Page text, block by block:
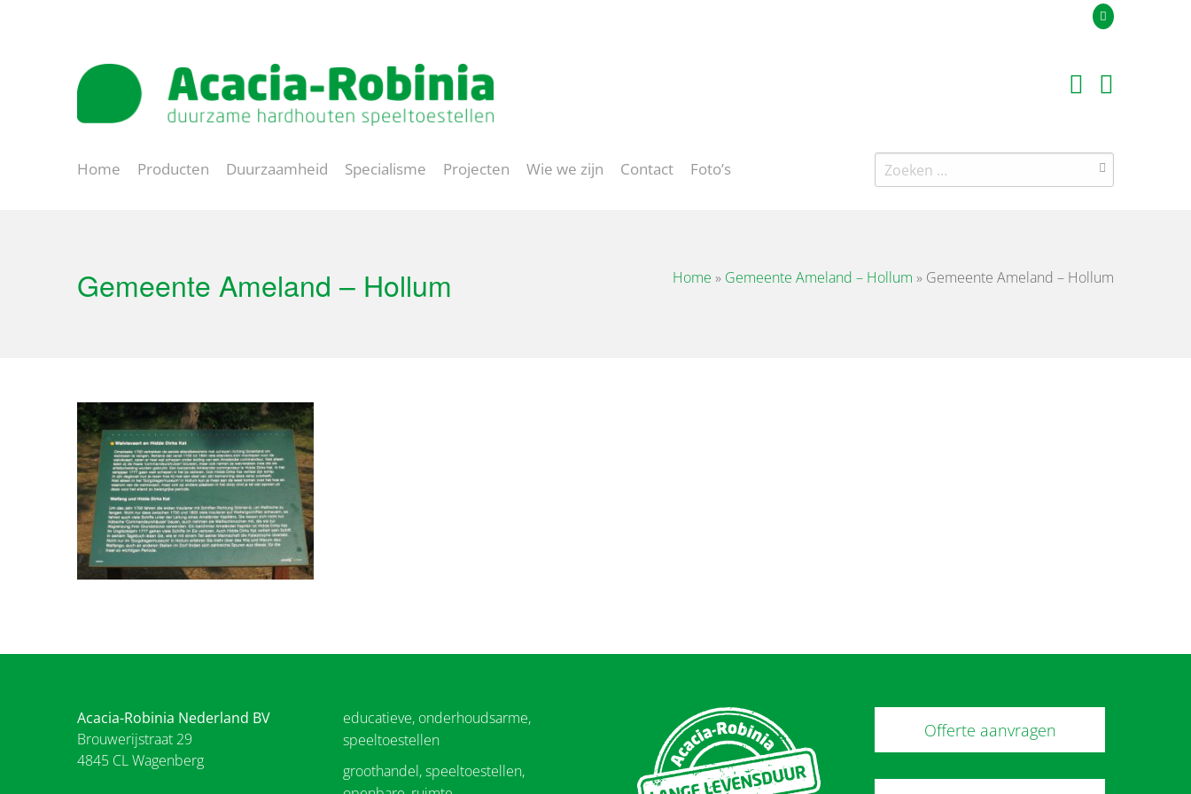
Home Producten Duurzaamheid Specialisme Projecten Wie we zijn Contact Foto’s
Zoeken
naar:
Gemeente Ameland – Hollum Home » Gemeente Ameland – Hollum » Gemeente Ameland – Hollum
Acacia-Robinia Nederland BV
Brouwerijstraat 29
4845 CL Wagenberg
educatieve, onderhoudsarme,
speeltoestellen
groothandel, speeltoestellen,
Offerte aanvragen